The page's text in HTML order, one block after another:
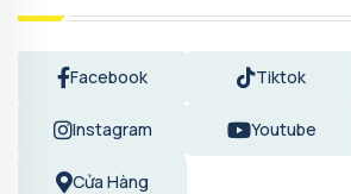
Facebook Tiktok
Instagram Youtube
Cửa Hàng